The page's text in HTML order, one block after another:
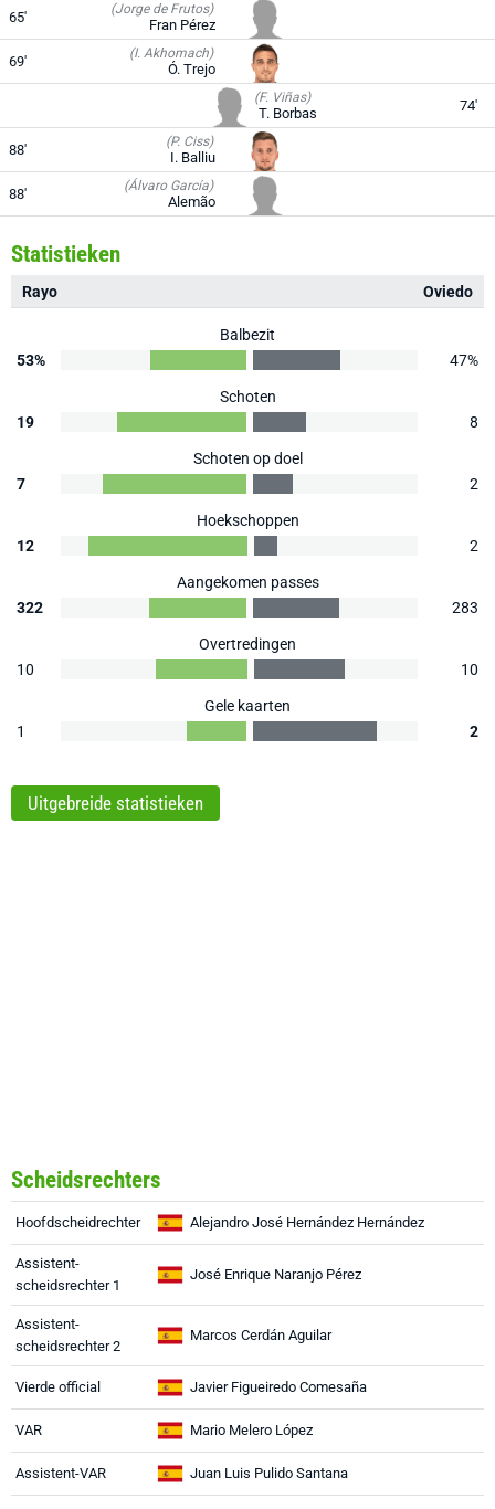
65' (Jorge de Frutos)
Fran Pérez
69' (I. Akhomach)
Ó. Trejo
(F. Viñas)
T. Borbas 74'
88' (P. Ciss)
I. Balliu
88' (Álvaro García)
Alemão
Statistieken
Rayo Oviedo
Balbezit
53%
47%
Schoten
19
8
Schoten op doel
7
2
Hoekschoppen
12
2
Aangekomen passes
322
283
Overtredingen
10
10
Gele kaarten
1
2
Uitgebreide statistieken
Scheidsrechters
Hoofdscheidrechter Alejandro José Hernández Hernández
Assistent-
scheidsrechter 1
José Enrique Naranjo Pérez
Assistent-
scheidsrechter 2
Marcos Cerdán Aguilar
Vierde official Javier Figueiredo Comesaña
VAR Mario Melero López
Assistent-VAR Juan Luis Pulido Santana